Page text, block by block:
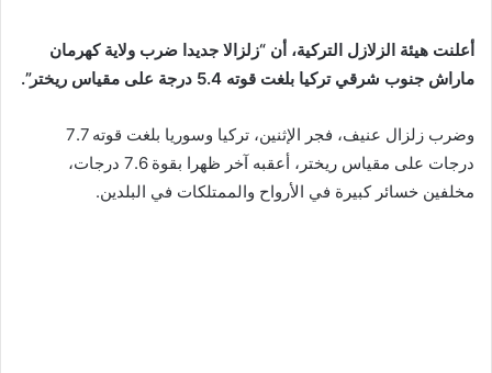
أعلنت هيئة الزلازل التركية، أن “زلزالا جديدا ضرب ولاية كهرمان
ماراش جنوب شرقي تركيا بلغت قوته 5.4 درجة على مقياس ريختر”.
وضرب زلزال عنيف، فجر الإثنين، تركيا وسوريا بلغت قوته 7.7
درجات على مقياس ريختر، أعقبه آخر ظهرا بقوة 7.6 درجات،
مخلفين خسائر كبيرة في الأرواح والممتلكات في البلدين.